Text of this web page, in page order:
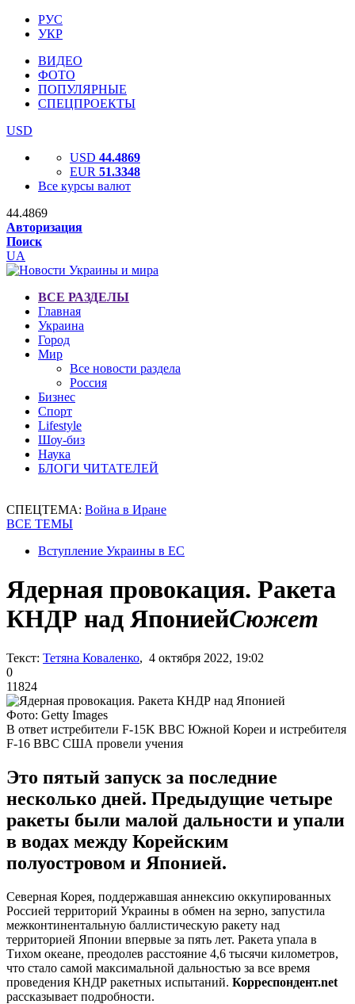
РУС
УКР
ВИДЕО
ФОТО
ПОПУЛЯРНЫЕ
СПЕЦПРОЕКТЫ
USD
USD 44.4869
EUR 51.3348
Все курсы валют
44.4869
Авторизация
Поиск
UA
ВСЕ РАЗДЕЛЫ
Главная
Украина
Город
Мир
Все новости раздела
Россия
Бизнес
Спорт
Lifestyle
Шоу-биз
Наука
БЛОГИ ЧИТАТЕЛЕЙ
СПЕЦТЕМА: Война в Иране
ВСЕ ТЕМЫ
Вступление Украины в ЕС
Ядерная провокация. Ракета
КНДР над ЯпониейСюжет
Текст: Тетяна Коваленко, 4 октября 2022, 19:02
0
11824
Фото: Getty Images
В ответ истребители F-15K ВВС Южной Кореи и истребителя
F-16 ВВС США провели учения
Это пятый запуск за последние
несколько дней. Предыдущие четыре
ракеты были малой дальности и упали
в водах между Корейским
полуостровом и Японией.
Северная Корея, поддержавшая аннексию оккупированных
Россией территорий Украины в обмен на зерно, запустила
межконтинентальную баллистическую ракету над
территорией Японии впервые за пять лет. Ракета упала в
Тихом океане, преодолев расстояние 4,6 тысячи километров,
что стало самой максимальной дальностью за все время
проведения КНДР ракетных испытаний. Корреспондент.net
рассказывает подробности.